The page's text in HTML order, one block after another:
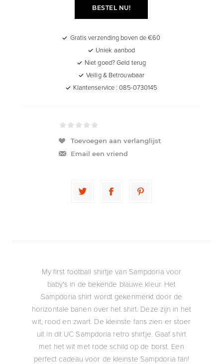
BESTEL NU!
Gratis verzending boven de €60
Uniek aanbod
Niet goed? Geld terug
Veilig & Betrouwbaar
Klantenservice : 085-0730145
Toevoegen aan verlanglijst
Email een vriend
My first football shirtje van Sampdoria voor
baby's in de bekende blauwe kleur. Het
Sampdoria shirt wordt gekenmerkt door de
horizontale banen over het shirt. Deze zijn in het
wit, rood en zwart. De kleinste fans zien er stoer
uit in dit UC Sampdoria retro shirtje. Gaaf shirt
met het wit met rode schild op de borst. Een
perfect cadeau voor de kleinste Sampdoria fan!